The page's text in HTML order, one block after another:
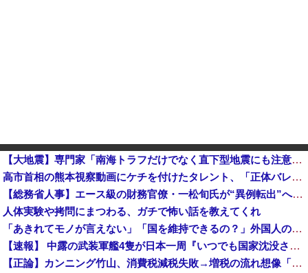
【大地震】専門家「南海トラフだけでなく直下型地震にも注意を」…中部各地に危険度「Sランク」断層帯
高市首相の熊本視察動画にケチを付けたタレント、「正体バレバレよな」と黒電話の呼び方であっさりと……他
【総務省人事】エース級の財務官僚・一松旬氏が“異例転出”へ 官邸幹部「協力的でなかったから」
人体実験や拷問にまつわる、ガチで怖い話を教えてくれ
「あきれてモノが言えない」「国を維持できるの？」外国人の永住許可要件の厳格化で在日中国人の本音は？
【速報】 中露の武装軍艦4隻が日本一周『いつでも国家沈没させられるぞ』
【正論】カンニング竹山、消費税減税失敗→増税の流れ想像「次誰が総理やりたいと思います？」